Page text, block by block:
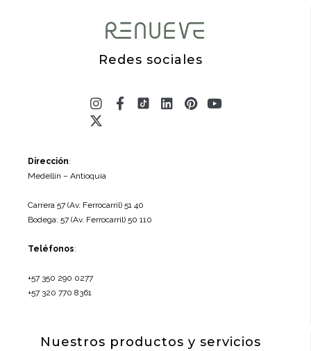
Redes sociales
Instagram
Facebook-
f
Linkedin
Pinterest
Youtube
X-
twitter
Dirección:
Medellín – Antioquia
Carrera 57 (Av. Ferrocarril) 51 40
Bodega: 57 (Av. Ferrocarril) 50 110
Teléfonos:
+57 350 290 0277
+57 320 770 8361
Nuestros productos y servicios